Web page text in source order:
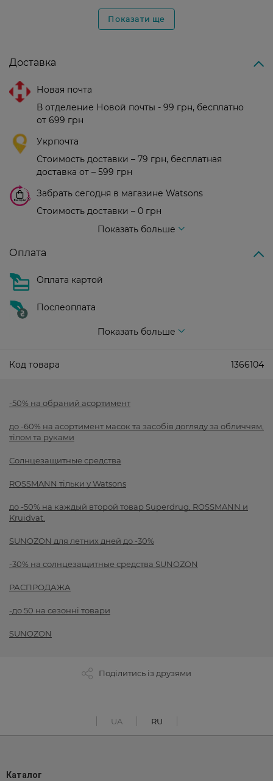
Показати ще
Доставка
Новая почта
В отделение Новой почты - 99 грн, бесплатно
от 699 грн
Укрпочта
Стоимость доставки – 79 грн, бесплатная
доставка от – 599 грн
Забрать сегодня в магазине Watsons
Стоимость доставки – 0 грн
Показать больше
Оплата
Оплата картой
Послеоплата
Показать больше
Код товара 1366104
-50% на обраний асортимент
до -60% на асортимент масок та засобів догляду за обличчям,
тілом та руками
Солнцезащитные средства
ROSSMANN тільки у Watsons
до -50% на каждый второй товар Superdrug, ROSSMANN и
Kruidvat.
SUNOZON для летних дней до -30%
-30% на солнцезащитные средства SUNOZON
РАСПРОДАЖА
-до 50 на сезонні товари
SUNOZON
Поділитись із друзями
UA RU
Каталог